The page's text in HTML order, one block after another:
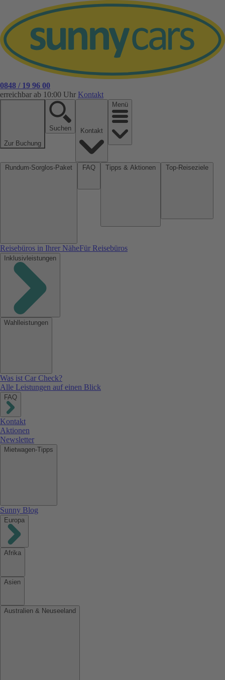
0848 / 19 96 00
erreichbar ab 10:00 Uhr Kontakt
Zur Buchung
Suchen
Menü
Reisebüros in Ihrer NäheFür Reisebüros
Inklusivleistungen
Wahlleistungen
Was ist Car Check?
Alle Leistungen auf einen Blick
FAQ
Kontakt
Aktionen
Newsletter
Mietwagen-Tipps
Sunny Blog
Europa
Afrika
Asien
Australien & Neuseeland